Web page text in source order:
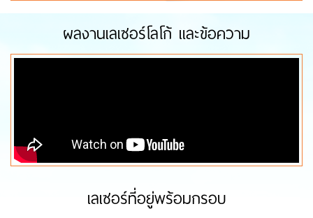
ผลงานเลเซอร์โลโก้ และข้อความ
เลเซอร์ที่อยู่พร้อมกรอบ